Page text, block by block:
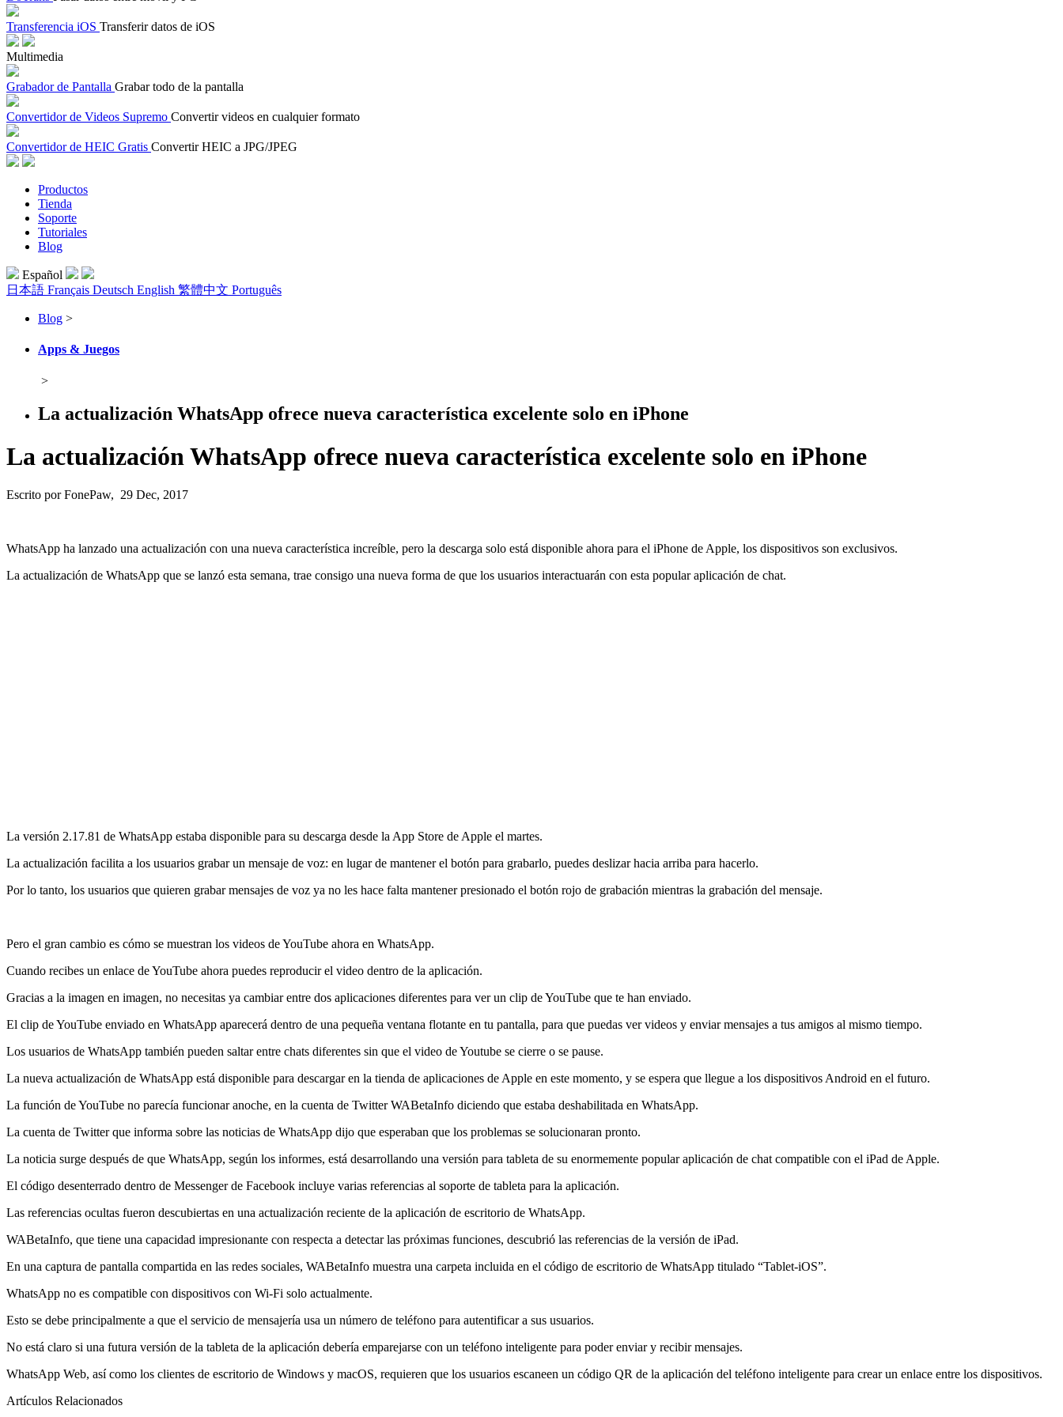
Transferencia iOS Transferir datos de iOS
Multimedia
Grabador de Pantalla Grabar todo de la pantalla
Convertidor de Videos Supremo Convertir videos en cualquier formato
Convertidor de HEIC Gratis Convertir HEIC a JPG/JPEG
Productos
Tienda
Soporte
Tutoriales
Blog
Español
日本語 Français Deutsch English 繁體中文 Português
Blog >
Apps & Juegos
>
La actualización WhatsApp ofrece nueva característica excelente solo en iPhone
La actualización WhatsApp ofrece nueva característica excelente solo en iPhone
Escrito por FonePaw, 29 Dec, 2017
WhatsApp ha lanzado una actualización con una nueva característica increíble, pero la descarga solo está disponible ahora para el iPhone de Apple, los dispositivos son exclusivos.
La actualización de WhatsApp que se lanzó esta semana, trae consigo una nueva forma de que los usuarios interactuarán con esta popular aplicación de chat.
La versión 2.17.81 de WhatsApp estaba disponible para su descarga desde la App Store de Apple el martes.
La actualización facilita a los usuarios grabar un mensaje de voz: en lugar de mantener el botón para grabarlo, puedes deslizar hacia arriba para hacerlo.
Por lo tanto, los usuarios que quieren grabar mensajes de voz ya no les hace falta mantener presionado el botón rojo de grabación mientras la grabación del mensaje.
Pero el gran cambio es cómo se muestran los videos de YouTube ahora en WhatsApp.
Cuando recibes un enlace de YouTube ahora puedes reproducir el video dentro de la aplicación.
Gracias a la imagen en imagen, no necesitas ya cambiar entre dos aplicaciones diferentes para ver un clip de YouTube que te han enviado.
El clip de YouTube enviado en WhatsApp aparecerá dentro de una pequeña ventana flotante en tu pantalla, para que puedas ver videos y enviar mensajes a tus amigos al mismo tiempo.
Los usuarios de WhatsApp también pueden saltar entre chats diferentes sin que el video de Youtube se cierre o se pause.
La nueva actualización de WhatsApp está disponible para descargar en la tienda de aplicaciones de Apple en este momento, y se espera que llegue a los dispositivos Android en el futuro.
La función de YouTube no parecía funcionar anoche, en la cuenta de Twitter WABetaInfo diciendo que estaba deshabilitada en WhatsApp.
La cuenta de Twitter que informa sobre las noticias de WhatsApp dijo que esperaban que los problemas se solucionaran pronto.
La noticia surge después de que WhatsApp, según los informes, está desarrollando una versión para tableta de su enormemente popular aplicación de chat compatible con el iPad de Apple.
El código desenterrado dentro de Messenger de Facebook incluye varias referencias al soporte de tableta para la aplicación.
Las referencias ocultas fueron descubiertas en una actualización reciente de la aplicación de escritorio de WhatsApp.
WABetaInfo, que tiene una capacidad impresionante con respecta a detectar las próximas funciones, descubrió las referencias de la versión de iPad.
En una captura de pantalla compartida en las redes sociales, WABetaInfo muestra una carpeta incluida en el código de escritorio de WhatsApp titulado “Tablet-iOS”.
WhatsApp no es compatible con dispositivos con Wi-Fi solo actualmente.
Esto se debe principalmente a que el servicio de mensajería usa un número de teléfono para autentificar a sus usuarios.
No está claro si una futura versión de la tableta de la aplicación debería emparejarse con un teléfono inteligente para poder enviar y recibir mensajes.
WhatsApp Web, así como los clientes de escritorio de Windows y macOS, requieren que los usuarios escaneen un código QR de la aplicación del teléfono inteligente para crear un enlace entre los dispositivos.
Artículos Relacionados